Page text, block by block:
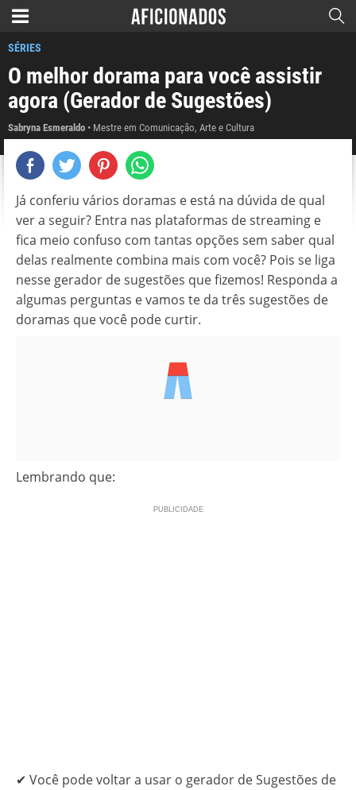
SÉRIES
O melhor dorama para você assistir
agora (Gerador de Sugestões)
Sabryna Esmeraldo Mestre em Comunicação, Arte e Cultura
Já conferiu vários doramas e está na dúvida de qual
ver a seguir? Entra nas plataformas de streaming e
fica meio confuso com tantas opções sem saber qual
delas realmente combina mais com você? Pois se liga
nesse gerador de sugestões que fizemos! Responda a
algumas perguntas e vamos te da três sugestões de
doramas que você pode curtir.
Lembrando que:
✔ Você pode voltar a usar o gerador de Sugestões de